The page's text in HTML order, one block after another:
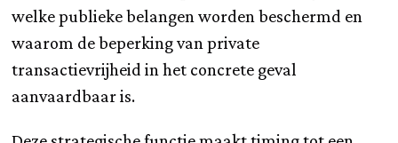
welke publieke belangen worden beschermd en
waarom de beperking van private
transactievrijheid in het concrete geval
aanvaardbaar is.